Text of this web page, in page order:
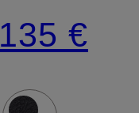
135 €